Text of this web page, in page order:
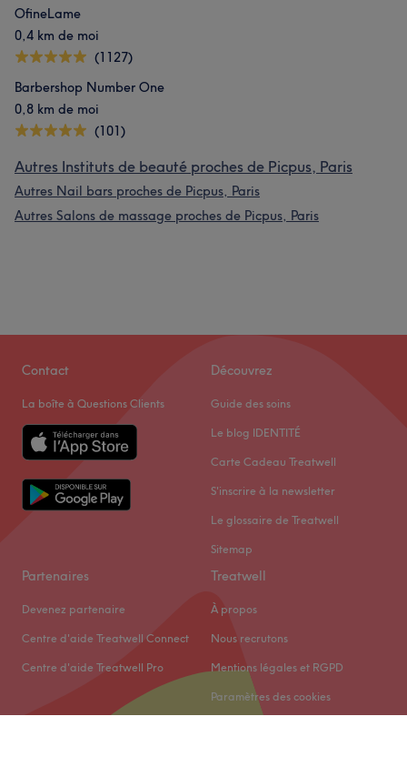
OfineLame
0,4 km de moi
(1127)
Barbershop Number One
0,8 km de moi
(101)
Autres Instituts de beauté proches de Picpus, Paris
Autres Nail bars proches de Picpus, Paris
Autres Salons de massage proches de Picpus, Paris
Contact
La boîte à Questions Clients
Découvrez
Guide des soins
Le blog IDENTITÉ
Carte Cadeau Treatwell
S'inscrire à la newsletter
Le glossaire de Treatwell
Sitemap
Partenaires
Devenez partenaire
Centre d'aide Treatwell Connect
Centre d'aide Treatwell Pro
Treatwell
À propos
Nous recrutons
Mentions légales et RGPD
Paramètres des cookies